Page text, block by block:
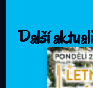
Další